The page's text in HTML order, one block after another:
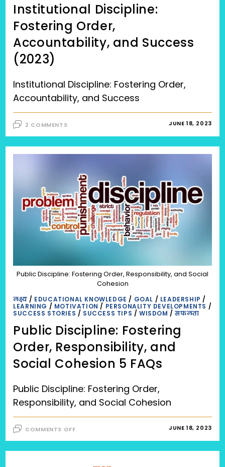
Institutional Discipline:
Fostering Order,
Accountability, and Success
(2023)
Institutional Discipline: Fostering Order,
Accountability, and Success
2 COMMENTS JUNE 18, 2023
Public Discipline: Fostering Order, Responsibility, and Social
Cohesion
लक्ष्य / EDUCATIONAL KNOWLEDGE / GOAL / LEADERSHIP /
LEARNING / MOTIVATION / PERSONALITY DEVELOPMENTS /
SUCCESS STORIES / SUCCESS TIPS /WISDOM /सफलता
Public Discipline: Fostering
Order, Responsibility, and
Social Cohesion 5 FAQs
Public Discipline: Fostering Order,
Responsibility, and Social Cohesion
COMMENTS OFFON
DISCIPLINE:
ORDER,
JUNE 18, 2023